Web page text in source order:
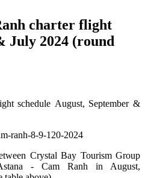
charter flight
July 2024 (round
schedule August, September &
Crystal Bay Tourism Group
- Cam Ranh in August,